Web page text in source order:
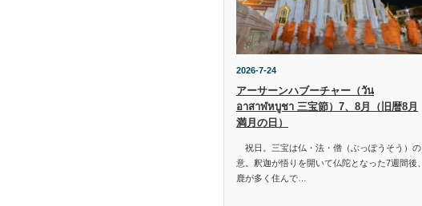
2026-7-24
アーサーンハブーチャー（วัน
อาสาฬหบูชา 三宝節）7、8月（旧暦8月
満月の日）
祝日。三宝は仏・法・僧（ぶっぽうそう）の
意。釈迦が悟りを開いて仏陀となった7週間後、
鹿が多く住んで…